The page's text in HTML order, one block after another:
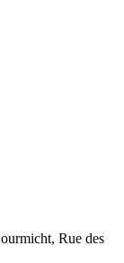
Rue des